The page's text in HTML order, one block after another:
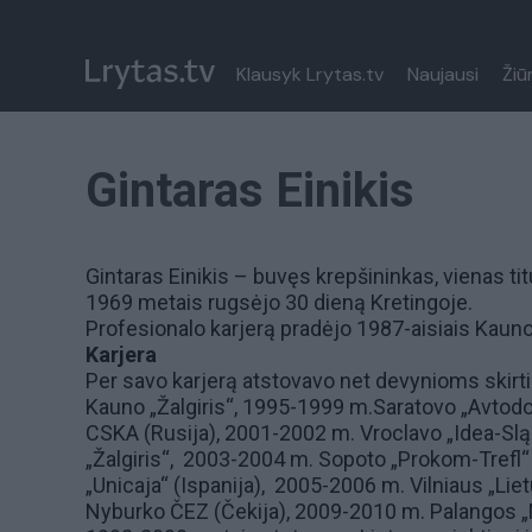
Klausyk Lrytas.tv Naujausi
Gintaras Einikis
Gintaras Einikis – buvęs krepšininkas, vienas
1969 metais rugsėjo 30 dieną Kretingoje.
Profesionalo karjerą pradėjo 1987-aisiais
Karjera
Per savo karjerą atstovavo net devynioms
Kauno „Žalgiris“, 1995-1999 m.Saratovo
CSKA (Rusija), 2001-2002 m. Vroclavo „Idea-
„Žalgiris“, 2003-2004 m. Sopoto „Prokom-
„Unicaja“ (Ispanija), 2005-2006 m. Vilniaus
Nyburko ČEZ (Čekija), 2009-2010 m. Palangos